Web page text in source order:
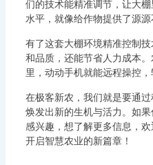
们的技术能精准调节，让大
水平，就像给作物提供了源源
有了这套大棚环境精准控制
和品质，还能节省人力成本
里，动动手机就能远程操控，
在极客新农，我们就是要通
焕发出新的生机与活力。如
感兴趣，想了解更多信息，
开启智慧农业的新篇章！